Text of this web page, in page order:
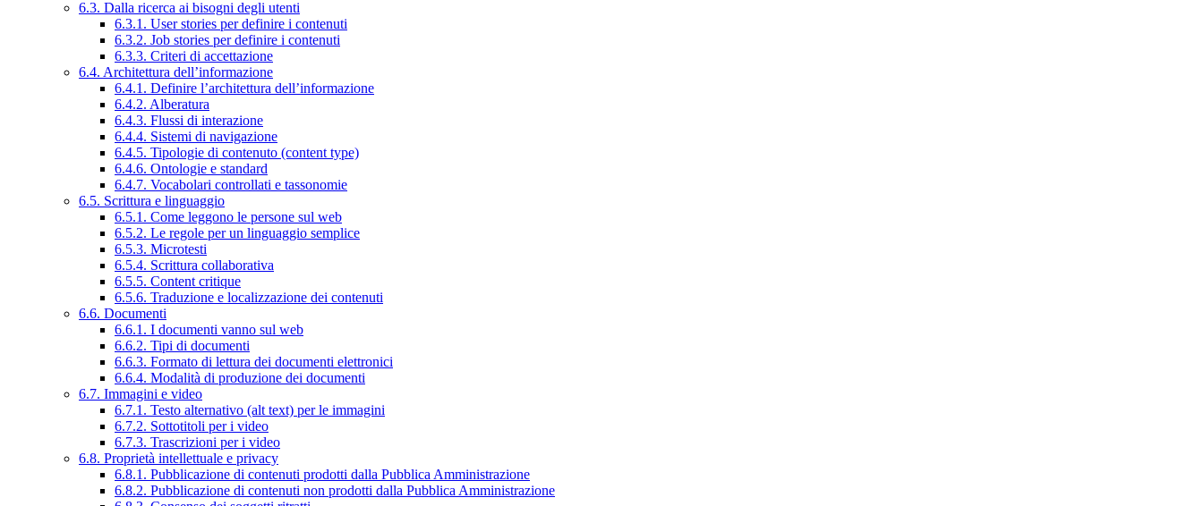
6.3. Dalla ricerca ai bisogni degli utenti
6.3.1. User stories per definire i contenuti
6.3.2. Job stories per definire i contenuti
6.3.3. Criteri di accettazione
6.4. Architettura dell’informazione
6.4.1. Definire l’architettura dell’informazione
6.4.2. Alberatura
6.4.3. Flussi di interazione
6.4.4. Sistemi di navigazione
6.4.5. Tipologie di contenuto (content type)
6.4.6. Ontologie e standard
6.4.7. Vocabolari controllati e tassonomie
6.5. Scrittura e linguaggio
6.5.1. Come leggono le persone sul web
6.5.2. Le regole per un linguaggio semplice
6.5.3. Microtesti
6.5.4. Scrittura collaborativa
6.5.5. Content critique
6.5.6. Traduzione e localizzazione dei contenuti
6.6. Documenti
6.6.1. I documenti vanno sul web
6.6.2. Tipi di documenti
6.6.3. Formato di lettura dei documenti elettronici
6.6.4. Modalità di produzione dei documenti
6.7. Immagini e video
6.7.1. Testo alternativo (alt text) per le immagini
6.7.2. Sottotitoli per i video
6.7.3. Trascrizioni per i video
6.8. Proprietà intellettuale e privacy
6.8.1. Pubblicazione di contenuti prodotti dalla Pubblica Amministrazione
6.8.2. Pubblicazione di contenuti non prodotti dalla Pubblica Amministrazione